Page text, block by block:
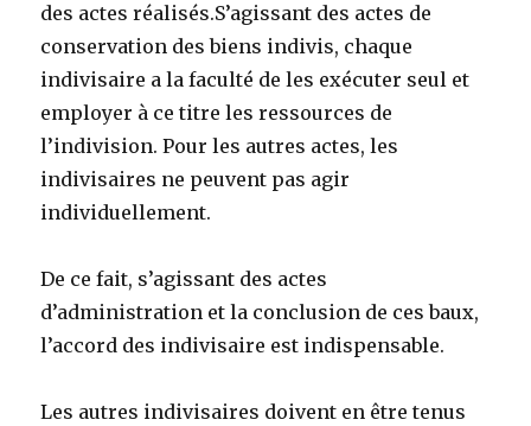
des actes réalisés.S’agissant des actes de
conservation des biens indivis, chaque
indivisaire a la faculté de les exécuter seul et
employer à ce titre les ressources de
l’indivision. Pour les autres actes, les
indivisaires ne peuvent pas agir
individuellement.
De ce fait, s’agissant des actes
d’administration et la conclusion de ces baux,
l’accord des indivisaire est indispensable.
Les autres indivisaires doivent en être tenus